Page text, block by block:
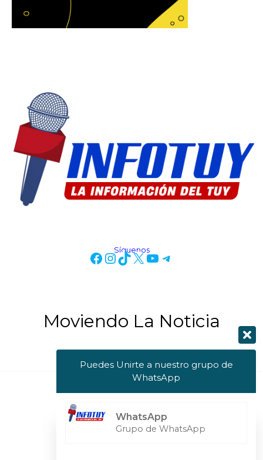
Síguenos
Moviendo La Noticia
Powered by Info Tuy
Puedes Unirte a nuestro grupo de
WhatsApp
WhatsApp
Grupo de WhatsApp